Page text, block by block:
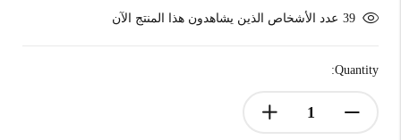
39 عدد الأشخاص الذين يشاهدون هذا المنتج الآن
Quantity: